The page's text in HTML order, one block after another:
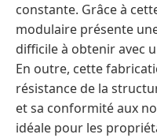
constante. Grâce à
modulaire présente
difficile à obtenir avec
En outre, cette
résistance de la
et sa conformité aux
idéale pour les